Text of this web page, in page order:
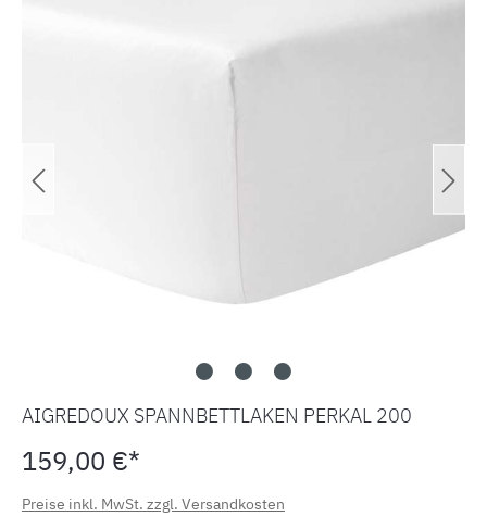
AIGREDOUX SPANNBETTLAKEN PERKAL 200
159,00 €*
Preise inkl. MwSt. zzgl. Versandkosten